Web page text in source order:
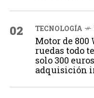
02 TECNOLOGÍA
Motor de 800
ruedas todo
solo 300
adquisición